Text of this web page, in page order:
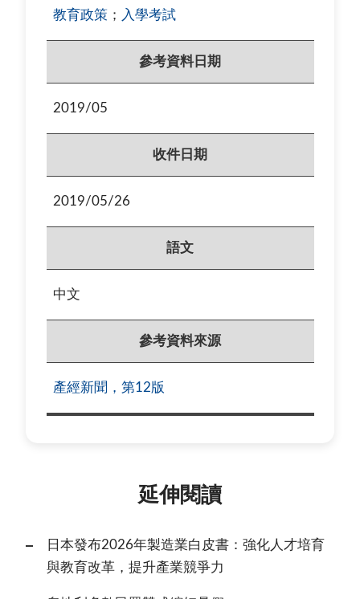
教育政策 ； 入學考試
參考資料日期
2019/05
收件日期
2019/05/26
語文
中文
參考資料來源
產經新聞，第12版
延伸閱讀
日本發布2026年製造業白皮書：強化人才培育
與教育改革，提升產業競爭力